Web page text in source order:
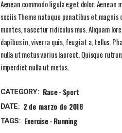
Aenean commodo ligula eget dolor. Aenean
sociis Theme natoque penatibus et
montes, nascetur ridiculus mus. Aliquam
dapibus in, viverra quis, feugiat a, tellus.
nulla ut metus varius laoreet. Quisque
imperdiet nulla ut metus.
CATEGORY: Race Sport
DATE: 2 de marzo de 2018
TAGS: Exercise Running